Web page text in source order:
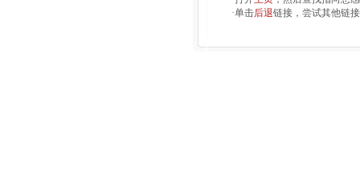
·单击后退链接，尝试其他链